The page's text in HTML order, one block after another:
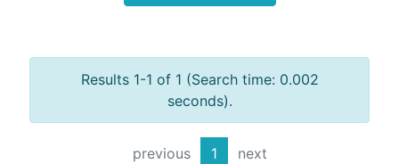
Results 1-1 of 1 (Search time: 0.002
seconds).
previous 1 next